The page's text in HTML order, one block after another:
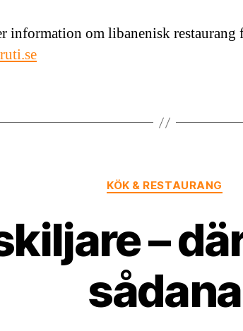
information om libanenisk
Kategorier
KÖK & RESTAURANG
–
sådana